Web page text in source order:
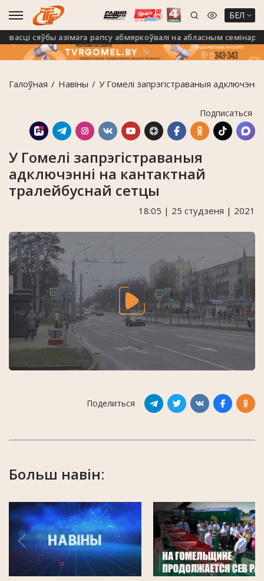
БЕЛ
сяўбы азімага рапсу абмяркоўвалі на абласным семінары ў
Галоўная Навiны У Гомелі запрэгістраваныя
Подписаться
У Гомелі запрэгістраваныя
адключэнні на кантактнай
тралейбуснай сетцы
18:05 | 25 студзеня | 2021
Поделиться
Больш навін: